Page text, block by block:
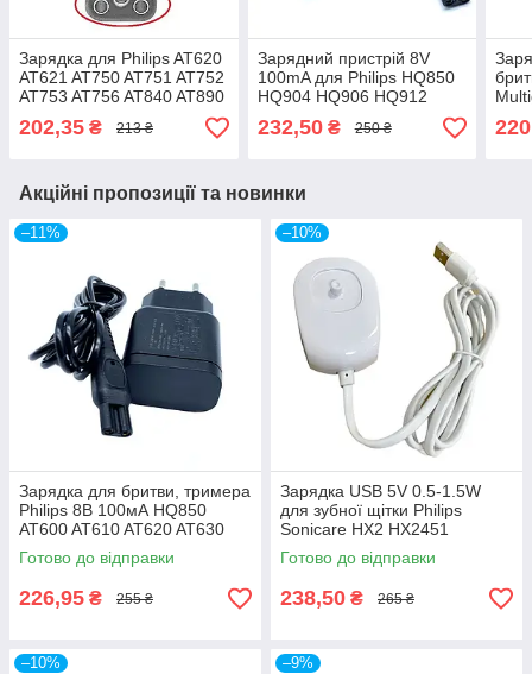
Зарядка для Philips AT620
AT621 AT750 AT751 AT752
AT753 AT756 AT840 AT890
AT893 AT918 AT940 15V
5.4W
202,35 ₴ 213 ₴
Зарядний пристрій 8V
100mA для Philips HQ850
HQ904 HQ906 HQ912
HQ913 HQ914 HQ915
HQ916 HQ917 HQ986
232,50₴ 250 ₴
Акційні пропозиції та новинки
–11%
Зарядка для бритви, тримера
Philips 8В 100мА HQ850
AT600 AT610 AT620 AT630
FT618 FT658 FT668
Готово до відправки
226,95 ₴ 255 ₴
–10%
Зарядка USB 5V 0.5-1.5W
для зубної щітки Philips
Sonicare HX2 HX2451
HX2452 HX2021 HX2431
HX2023 HX2471 HX242b
HX2482 HX2491
Готово до відправки
238,50 ₴ 265 ₴
–10% –9%